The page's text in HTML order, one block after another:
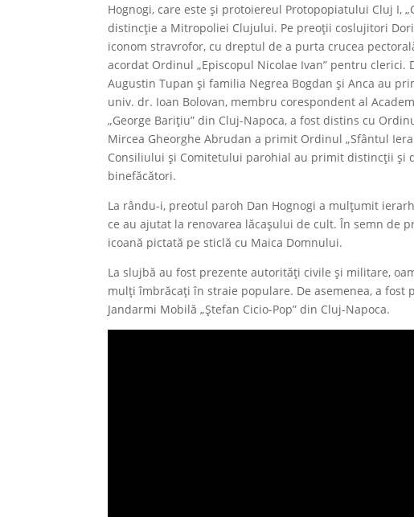
Hognogi, care este și protoiereul Protopopiatului Cluj I,
distincție a Mitropoliei Clujului. Pe preoții coslujitori
iconom stravrofor, cu dreptul de a purta crucea
acordat Ordinul „Episcopul Nicolae Ivan” pentru
Augustin Tupan și familia Negrea Bogdan și Anca au
univ. dr. Ioan Bolovan, membru corespondent al
„George Barițiu” din Cluj-Napoca, a fost distins cu
Mircea Gheorghe Abrudan a primit Ordinul „Sfântul
Consiliului și Comitetului parohial au primit distincții și
binefăcători.
La rându-i, preotul paroh Dan Hognogi a mulțumit
ce au ajutat la renovarea lăcașului de cult. În semn de
icoană pictată pe sticlă cu Maica Domnului.
La slujbă au fost prezente autorități civile și militare,
mulți îmbrăcați în straie populare. De asemenea, a fost
Jandarmi Mobilă „Ștefan Cicio-Pop” din Cluj-Napoca.